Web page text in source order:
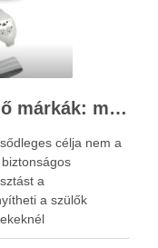
Legjobb gyerek hallásvédő márkák: mire figyeljenek a szülők választáskor?
célja nem a
a
a szülők
is